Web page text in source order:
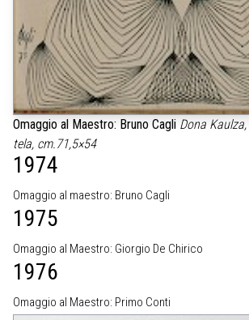
Omaggio al Maestro: Bruno Cagli Dona
tela, cm.71,5×54
1974
Omaggio al maestro: Bruno Cagli
1975
Omaggio al Maestro: Giorgio De Chirico
1976
Omaggio al Maestro: Primo Conti